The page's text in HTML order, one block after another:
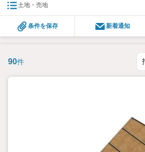
土地・売地
条件を保存 新着通知
90件